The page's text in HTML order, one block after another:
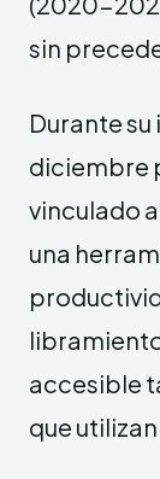
sin
Durante
diciembre
vinculado
una
accesible
que